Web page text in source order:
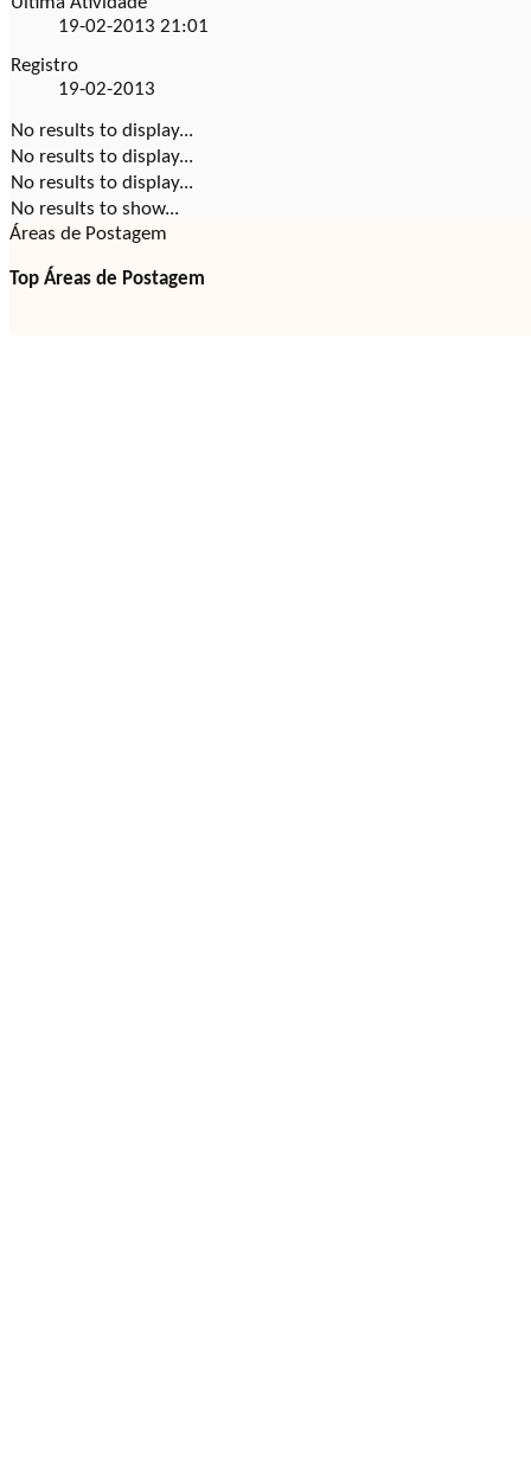
Última Atividade
19-02-2013 21:01
Registro
19-02-2013
No results to display...
No results to display...
No results to display...
No results to show...
Áreas de Postagem
Top Áreas de Postagem